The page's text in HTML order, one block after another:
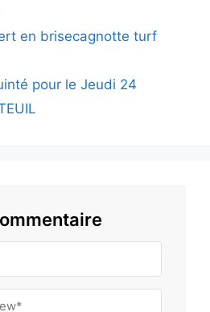
en brisecagnotte turf
pour le Jeudi 24